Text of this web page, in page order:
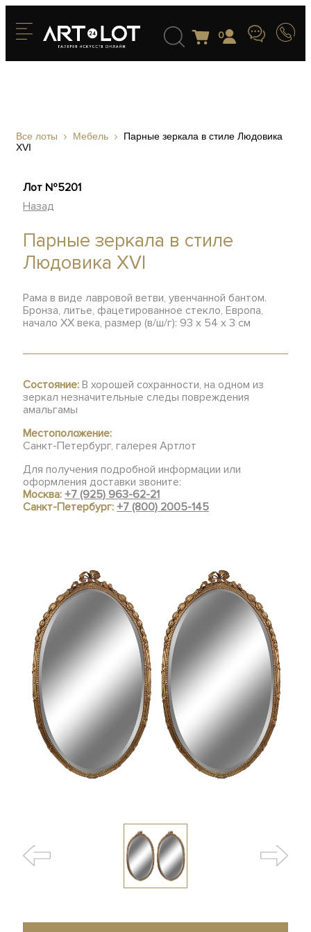
0
Все лоты Мебель
Парные зеркала в стиле Людовика
XVI
Лот №5201
Назад
Парные зеркала в стиле
Людовика XVI
Рама в виде лавровой ветви, увенчанной бантом.
Бронза, литье, фацетированное стекло, Европа,
начало XX века, размер (в/ш/г): 93 х 54 х 3 см
Состояние: В хорошей сохранности, на одном из
зеркал незначительные следы повреждения
амальгамы
Местоположение:
Санкт-Петербург, галерея Артлот
Для получения подробной информации или
оформления доставки звоните:
Москва:+7 (925) 963-62-21
Санкт-Петербург:+7 (800) 2005-145